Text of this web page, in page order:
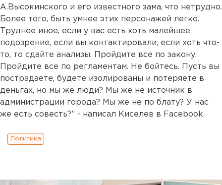
А.Высокинского и его известного зама, что нетрудно.
Более того, быть умнее этих персонажей легко.
Труднее иное, если у вас есть хоть малейшее
подозрение, если вы контактировали, если хоть что-
то, то сдайте анализы. Пройдите все по закону.
Пройдите все по регламентам. Не бойтесь. Пусть вы
пострадаете, будете изолированы и потеряете в
деньгах, но мы же люди? Мы же не источник в
администрации города? Мы же не по блату? У нас
же есть совесть?” - написал Киселев в Facebook.
Политика